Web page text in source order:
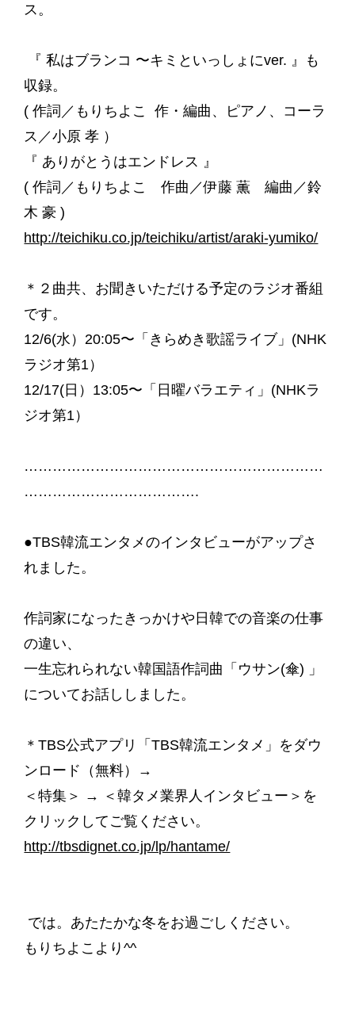
ス。
『 私はブランコ 〜キミといっしょにver. 』も
収録。
( 作詞／もりちよこ 作・編曲、ピアノ、コーラ
ス／小原 孝 ）
『 ありがとうはエンドレス 』
( 作詞／もりちよこ 作曲／伊藤 薫 編曲／鈴
木 豪 )
http://teichiku.co.jp/teichiku/artist/araki-yumiko/
＊２曲共、お聞きいただける予定のラジオ番組
です。
12/6(水）20:05〜「きらめき歌謡ライブ」(NHK
ラジオ第1）
12/17(日）13:05〜「日曜バラエティ」(NHKラ
ジオ第1）
………………………………………………………
……………………………….
●TBS韓流エンタメのインタビューがアップさ
れました。
作詞家になったきっかけや日韓での音楽の仕事
の違い、
一生忘れられない韓国語作詞曲「ウサン(傘) 」
についてお話ししました。
＊TBS公式アプリ「TBS韓流エンタメ」をダウ
ンロード（無料）→
＜特集＞ → ＜韓タメ業界人インタビュー＞を
クリックしてご覧ください。
http://tbsdignet.co.jp/lp/hantame/
では。あたたかな冬をお過ごしください。
もりちよこより^^